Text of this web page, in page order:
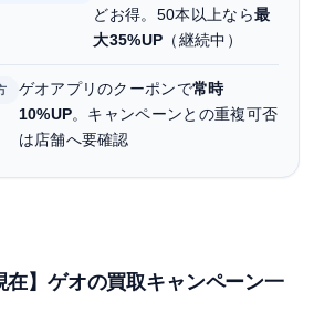
どお得。50本以上なら最
大35%UP （継続中）
ゲオアプリのクーポンで常時
10%UP。キャンペーンとの重複可否
は店舗へ要確認
在】ゲオの買取キャンペーン一